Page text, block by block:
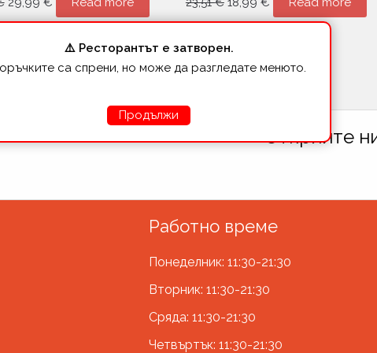
870г)
Открийте
Работно време
Понеделник: 11:30-21:30
Вторник: 11:30-21:30
Сряда: 11:30-21:30
Четвъртък: 11:30-21:30
⚠️ Ресторантът е затворен.
са спрени, но може да разгледате менюто.
Продължи